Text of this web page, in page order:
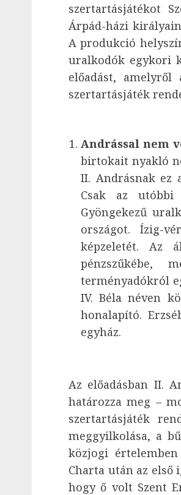
szertartásjátékot
Árpád-házi
A produkció
uralkodók egykori
előadást,
szertartásjáték
Andrással nem
birtokait nyakló
II. Andrásnak ez
Csak az
Gyöngekezű
országot. Ízig-
képzeletét. Az
pénzszűkébe,
terményadókról
IV. Béla néven
honalapító.
egyház.
Az előadásban II.
határozza meg –
szertartásjáték
meggyilkolása, a
közjogi
Charta után az első
hogy ő volt Szent